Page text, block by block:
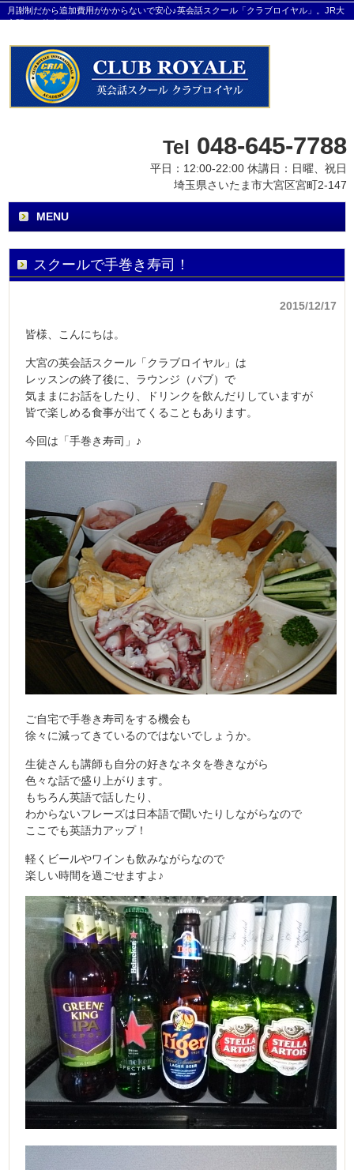
月謝制だから追加費用がかからないで安心♪英会話スクール「クラブロイヤル」。JR大
宮駅から徒歩8分です。
Tel 048-645-7788
平日：12:00-22:00 休講日：日曜、祝日
埼玉県さいたま市大宮区宮町2-147
MENU
スクールで手巻き寿司！
2015/12/17
皆様、こんにちは。
大宮の英会話スクール「クラブロイヤル」は
レッスンの終了後に、ラウンジ（パブ）で
気ままにお話をしたり、ドリンクを飲んだりしていますが
皆で楽しめる食事が出てくることもあります。
今回は「手巻き寿司」♪
ご自宅で手巻き寿司をする機会も
徐々に減ってきているのではないでしょうか。
生徒さんも講師も自分の好きなネタを巻きながら
色々な話で盛り上がります。
もちろん英語で話したり、
わからないフレーズは日本語で聞いたりしながらなので
ここでも英語力アップ！
軽くビールやワインも飲みながらなので
楽しい時間を過ごせますよ♪